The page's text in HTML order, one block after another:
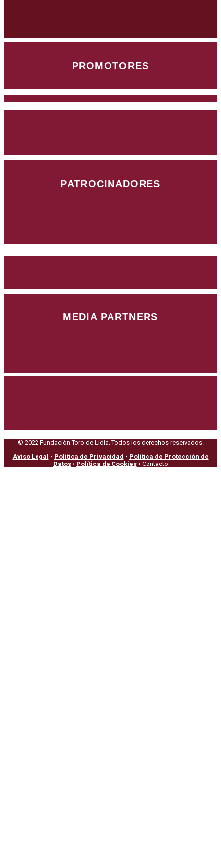
PROMOTORES
PATROCINADORES
MEDIA PARTNERS
© 2022 Fundación Toro de Lidia. Todos los derechos reservados.
Aviso Legal • Política de Privacidad • Política de Protección de
Datos• Política de Cookies• Contacto